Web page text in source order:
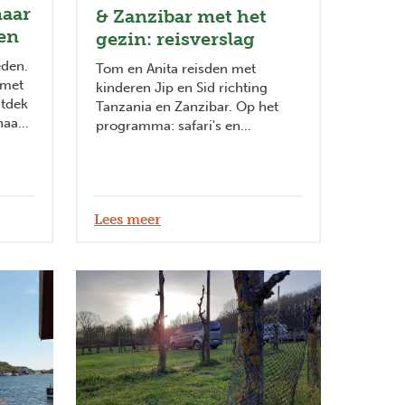
& Zanzibar met het
gezin: reisverslag
Tom en Anita reisden met
kinderen Jip en Sid richting
Tanzania en Zanzibar. Op het
programma: safari's en
Lees meer